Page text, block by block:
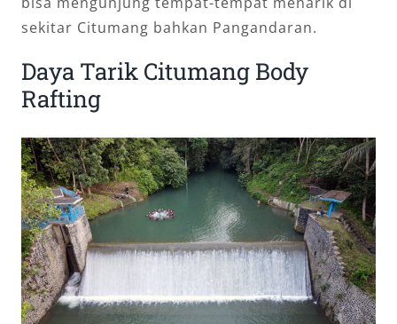
sekitar Citumang bahkan Pangandaran.
Daya Tarik Citumang Body
Rafting